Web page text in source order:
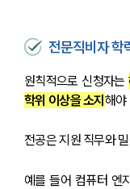
전문직비자 학
원칙적으로 신청자는
학위 이상을 소지해야
전공은 지원 직무와
예를 들어 컴퓨터 엔